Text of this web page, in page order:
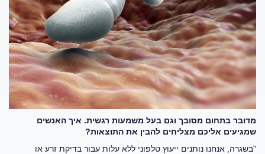
מדובר בתחום מסובך וגם בעל משמעות רגשית. איך האנשים
שמגיעים אליכם מצליחים להבין את התוצאות?
"בשגרה, אנחנו נותנים ייעוץ טלפוני ללא עלות עבור בדיקת זרע או